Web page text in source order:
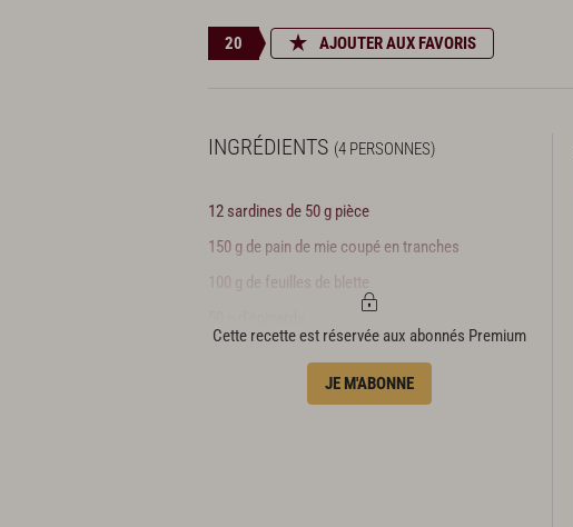
20 AJOUTER AUX FAVORIS
INGRÉDIENTS (4 PERSONNES)
12 sardines de 50 g pièce
150 g de pain de mie coupé en tranches
100 g de feuilles de blette
Cette recette est réservée aux abonnés Premium
JE M'ABONNE